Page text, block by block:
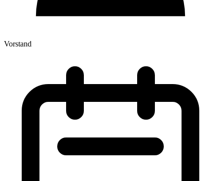
Vorstand